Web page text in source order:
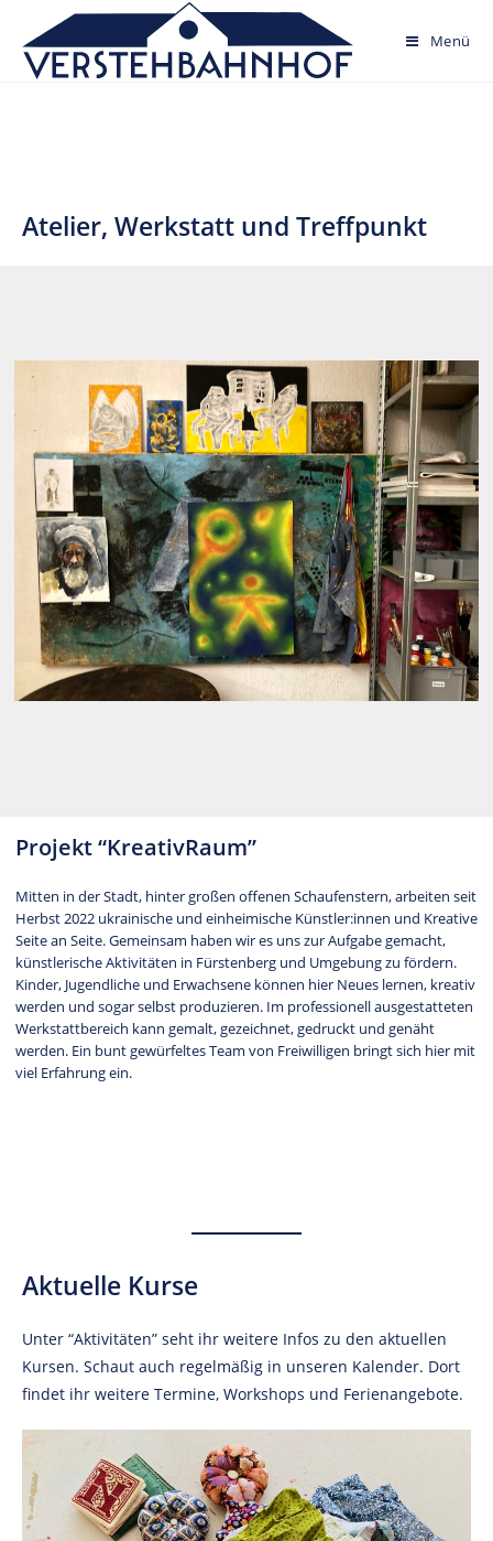
content
Menü
Atelier, Werkstatt und Treffpunkt
Projekt “KreativRaum”
Mitten in der Stadt, hinter großen offenen Schaufenstern, arbeiten seit
Herbst 2022 ukrainische und einheimische Künstler:innen und Kreative
Seite an Seite. Gemeinsam haben wir es uns zur Aufgabe gemacht,
künstlerische Aktivitäten in Fürstenberg und Umgebung zu fördern.
Kinder, Jugendliche und Erwachsene können hier Neues lernen, kreativ
werden und sogar selbst produzieren. Im professionell ausgestatteten
Werkstattbereich kann gemalt, gezeichnet, gedruckt und genäht
werden. Ein bunt gewürfeltes Team von Freiwilligen bringt sich hier mit
viel Erfahrung ein.
Aktuelle Kurse
Unter “Aktivitäten” seht ihr weitere Infos zu den aktuellen
Kursen. Schaut auch regelmäßig in unseren Kalender. Dort
findet ihr weitere Termine, Workshops und Ferienangebote.